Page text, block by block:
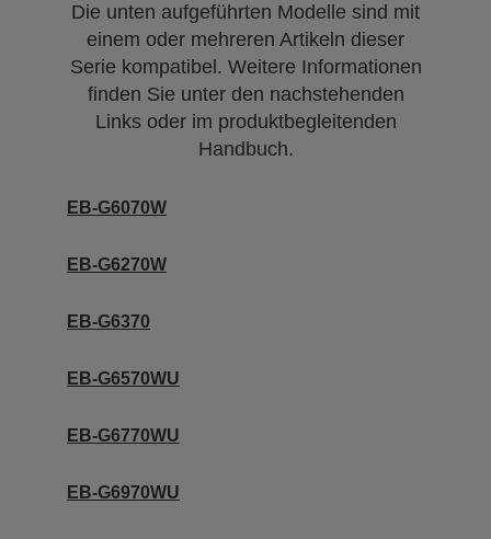
Die unten aufgeführten Modelle sind mit
einem oder mehreren Artikeln dieser
Serie kompatibel. Weitere Informationen
finden Sie unter den nachstehenden
Links oder im produktbegleitenden
Handbuch.
EB-G6070W
EB-G6270W
EB-G6370
EB-G6570WU
EB-G6770WU
EB-G6970WU